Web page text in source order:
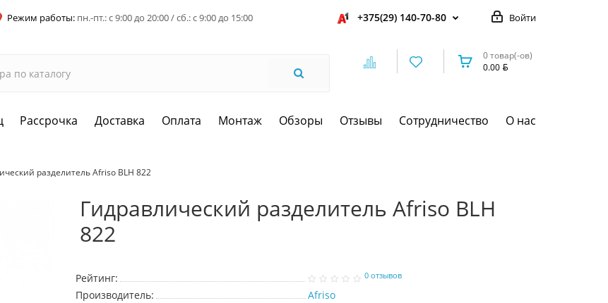
Режим работы: пн.-пт.: с 9:00 до 20:00 / сб.: с 9:00 до 15:00 Войти
+375(29) 140-70-80
0 товар(-ов)
0.00
Рассрочка Доставка Оплата Монтаж Обзоры Отзывы Сотрудничество О нас
разделитель Afriso BLH 822
Гидравлический разделитель Afriso BLH
822
Рейтинг: 0 отзывов
Производитель:
Afriso